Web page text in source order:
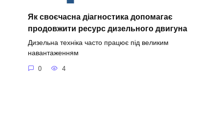
Як своєчасна діагностика допомагає
продовжити ресурс дизельного двигуна
Дизельна техніка часто працює під великим
навантаженням
0 4